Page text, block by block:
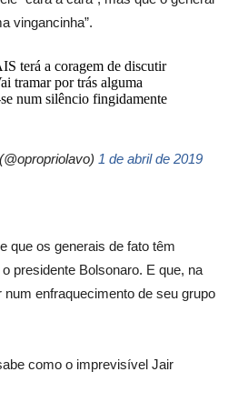
vingancinha”.
terá a coragem de discutir
tramar por trás alguma
num silêncio fingidamente
1 de abril de 2019
que os generais de fato têm
presidente Bolsonaro. E que, na
enfraquecimento de seu grupo
como o imprevisível Jair